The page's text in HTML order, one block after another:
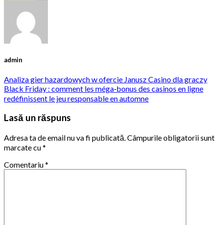
admin
Analiza gier hazardowych w ofercie Janusz Casino dla graczy
Black Friday : comment les méga‑bonus des casinos en ligne
redéfinissent le jeu responsable en automne
Lasă un răspuns
Adresa ta de email nu va fi publicată. Câmpurile obligatorii sunt
marcate cu*
Comentariu*